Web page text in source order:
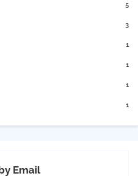
5
3
1
1
1
1
Email